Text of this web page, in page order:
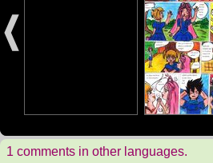
1 comments in other languages.